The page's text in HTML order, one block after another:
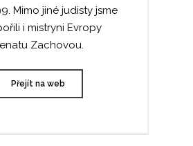
Mimo jiné judisty jsme
i mistryni Evropy
Zachovou.
Přejít na web